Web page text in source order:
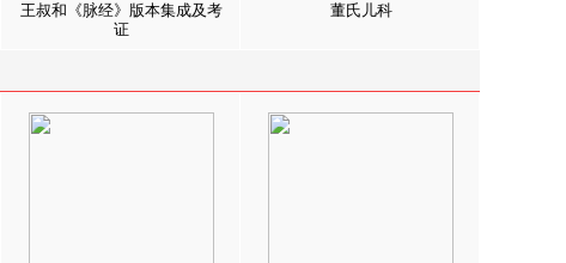
王叔和《脉经》版本集成及考
证
董氏儿科